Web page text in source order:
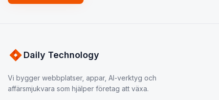
Daily Technology
Vi bygger webbplatser, appar, AI-verktyg och
affärsmjukvara som hjälper företag att växa.